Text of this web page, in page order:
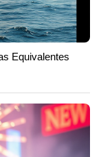
Equivalentes